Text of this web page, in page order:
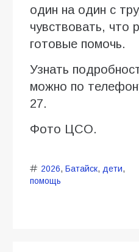
один на один с
чувствовать, что
готовые помочь.
Узнать
можно по
27.
Фото ЦСО.
2026, Батайск, дети,
помощь